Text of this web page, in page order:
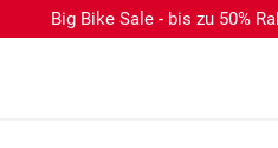
Big Bike Sale - bis zu 50%